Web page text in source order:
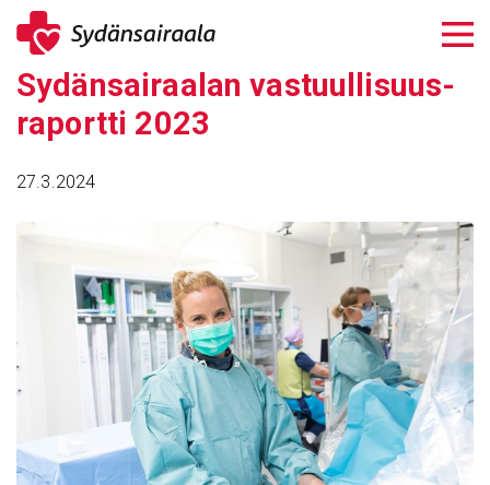
Siirry
sisältöön
Sydän­sai­raalan vastuul­li­suus­
ra­portti 2023
27.3.2024